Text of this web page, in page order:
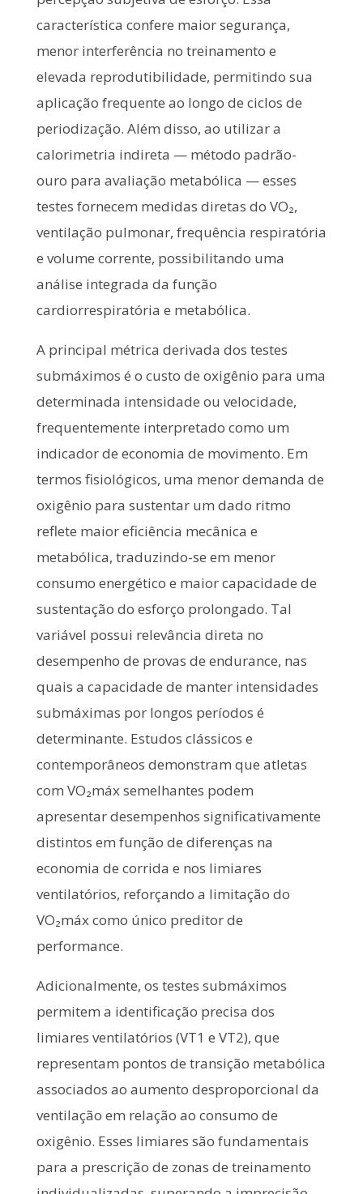
característica confere maior segurança,
menor interferência no treinamento e
elevada reprodutibilidade, permitindo sua
aplicação frequente ao longo de ciclos de
periodização. Além disso, ao utilizar a
calorimetria indireta — método padrão-
ouro para avaliação metabólica — esses
testes fornecem medidas diretas do VO₂,
ventilação pulmonar, frequência respiratória
e volume corrente, possibilitando uma
análise integrada da função
cardiorrespiratória e metabólica.
A principal métrica derivada dos testes
submáximos é o custo de oxigênio para uma
determinada intensidade ou velocidade,
frequentemente interpretado como um
indicador de economia de movimento. Em
termos fisiológicos, uma menor demanda de
oxigênio para sustentar um dado ritmo
reflete maior eficiência mecânica e
metabólica, traduzindo-se em menor
consumo energético e maior capacidade de
sustentação do esforço prolongado. Tal
variável possui relevância direta no
desempenho de provas de endurance, nas
quais a capacidade de manter intensidades
submáximas por longos períodos é
determinante. Estudos clássicos e
contemporâneos demonstram que atletas
com VO₂máx semelhantes podem
apresentar desempenhos significativamente
distintos em função de diferenças na
economia de corrida e nos limiares
ventilatórios, reforçando a limitação do
VO₂máx como único preditor de
performance.
Adicionalmente, os testes submáximos
permitem a identificação precisa dos
limiares ventilatórios (VT1 e VT2), que
representam pontos de transição metabólica
associados ao aumento desproporcional da
ventilação em relação ao consumo de
oxigênio. Esses limiares são fundamentais
para a prescrição de zonas de treinamento